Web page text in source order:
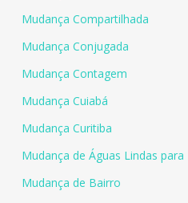
Mudança Compartilhada
Mudança Conjugada
Mudança Contagem
Mudança Cuiabá
Mudança Curitiba
Mudança de Águas Lindas para
Mudança de Bairro